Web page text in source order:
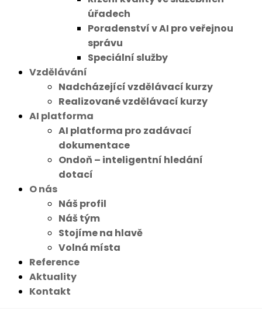
úřadech
Poradenství v AI pro veřejnou
správu
Speciální služby
Vzdělávání
Nadcházející vzdělávací kurzy
Realizované vzdělávací kurzy
AI platforma
AI platforma pro zadávací
dokumentace
Ondoň – inteligentní hledání
dotací
O nás
Náš profil
Náš tým
Stojíme na hlavě
Volná místa
Reference
Aktuality
Kontakt